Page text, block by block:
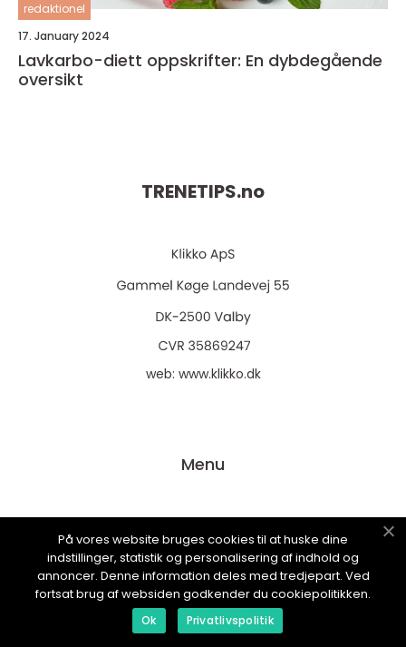
redaktionel
17. January 2024
Lavkarbo-diett oppskrifter: En dybdegående
oversikt
TRENETIPS.no
web: www.klikko.dk
Menu
Om oss
Cookies
Kontakt Oss
Sitemap
På vores website bruges cookies til at huske dine
indstillinger, statistik og personalisering af indhold og
annoncer. Denne information deles med tredjepart. Ved
fortsat brug af websiden godkender du cookiepolitikken.
Ok Privatlivspolitik